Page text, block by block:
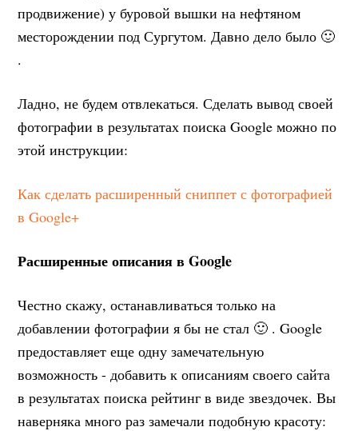
продвижение) у буровой вышки на нефтяном
месторождении под Сургутом. Давно дело было 🙂
.
Ладно, не будем отвлекаться. Сделать вывод своей
фотографии в результатах поиска Google можно по
этой инструкции:
Как сделать расширенный сниппет с фотографией
в Google+
Расширенные описания вGoogle
Честно скажу, останавливаться только на
добавлении фотографии я бы не стал 🙂 . Google
предоставляет еще одну замечательную
возможность - добавить к описаниям своего сайта
в результатах поиска рейтинг в виде звездочек. Вы
наверняка много раз замечали подобную красоту: